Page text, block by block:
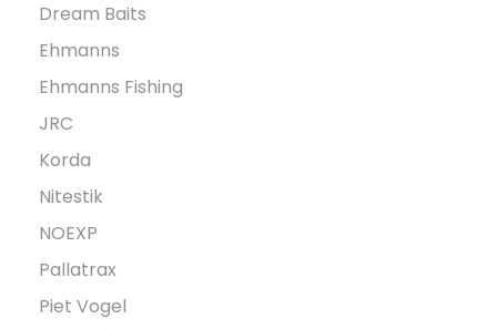
Dream Baits
Ehmanns
Ehmanns Fishing
JRC
Korda
Nitestik
NOEXP
Pallatrax
Piet Vogel